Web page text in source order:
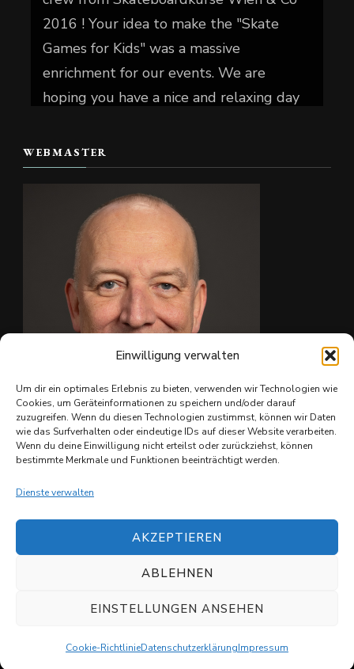
Einwilligung verwalten
Um dir ein optimales Erlebnis zu bieten, verwenden wir Technologien wie
Cookies, um Geräteinformationen zu speichern und/oder darauf
zuzugreifen. Wenn du diesen Technologien zustimmst, können wir Daten
wie das Surfverhalten oder eindeutige IDs auf dieser Website verarbeiten.
Wenn du deine Einwilligung nicht erteilst oder zurückziehst, können
bestimmte Merkmale und Funktionen beeinträchtigt werden.
Dienste verwalten
AKZEPTIEREN
ABLEHNEN
EINSTELLUNGEN ANSEHEN
Cookie-RichtlinieDatenschutzerklärungImpressum
2016 ! Your idea to make the "Skate
Games for Kids" was a massive
enrichment for our events. We are
hoping you have a nice and relaxing day
📷 Christian Reiter
#skate4fun
Foto
Auf Facebook anzeigen Teilen
WEBMASTER
Ing. Christian Reiter
Datenschutzerklärung